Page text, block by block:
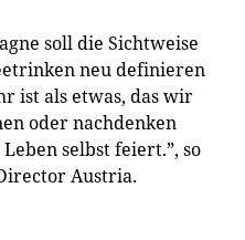
soll die Sichtweise
neu definieren
ist als etwas, das wir
oder nachdenken
selbst feiert.”, so
Austria.